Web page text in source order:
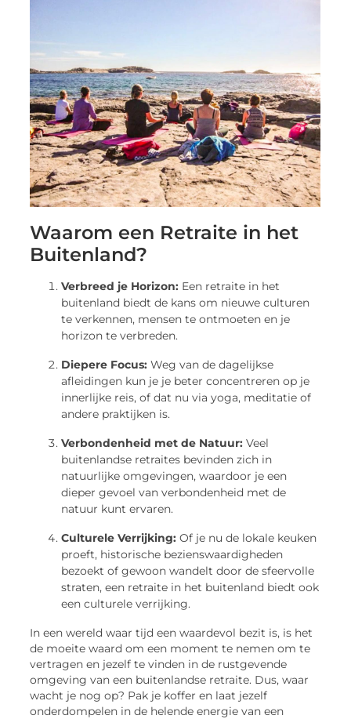
Waarom een Retraite in het
Buitenland?
Verbreed je Horizon: Een retraite in het
buitenland biedt de kans om nieuwe culturen
te verkennen, mensen te ontmoeten en je
horizon te verbreden.
Diepere Focus: Weg van de dagelijkse
afleidingen kun je je beter concentreren op je
innerlijke reis, of dat nu via yoga, meditatie of
andere praktijken is.
Verbondenheid met de Natuur: Veel
buitenlandse retraites bevinden zich in
natuurlijke omgevingen, waardoor je een
dieper gevoel van verbondenheid met de
natuur kunt ervaren.
Culturele Verrijking: Of je nu de lokale keuken
proeft, historische bezienswaardigheden
bezoekt of gewoon wandelt door de sfeervolle
straten, een retraite in het buitenland biedt ook
een culturele verrijking.
In een wereld waar tijd een waardevol bezit is, is het
de moeite waard om een moment te nemen om te
vertragen en jezelf te vinden in de rustgevende
omgeving van een buitenlandse retraite. Dus, waar
wacht je nog op? Pak je koffer en laat jezelf
onderdompelen in de helende energie van een